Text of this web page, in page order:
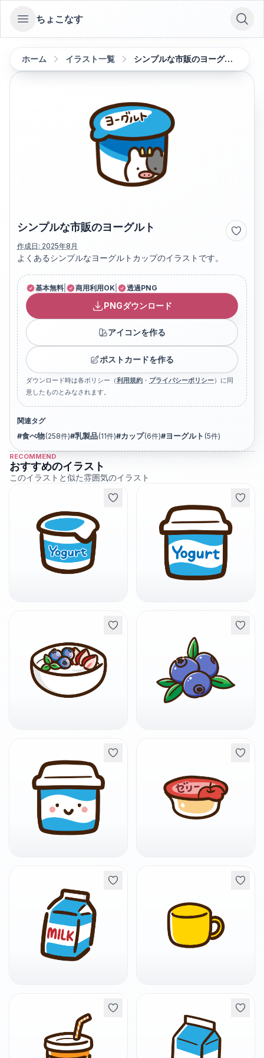
Open sidebar
ちょこなす
ホーム イラスト一覧 シンプルな市販のヨーグルト
シンプルな市販のヨーグルト
作成日: 2025年8月
よくあるシンプルなヨーグルトカップのイラストです。
基本無料 商用利用OK 透過PNG
PNGダウンロード
アイコンを作る
ポストカードを作る
ダウンロード時は各ポリシー（利用規約 ・ プライバシーポリシー）に同
意したものとみなされます。
関連タグ
#食べ物(258件)#乳製品(11件)#カップ(6件)#ヨーグルト (5件)
RECOMMEND
おすすめのイラスト
このイラストと似た雰囲気のイラスト